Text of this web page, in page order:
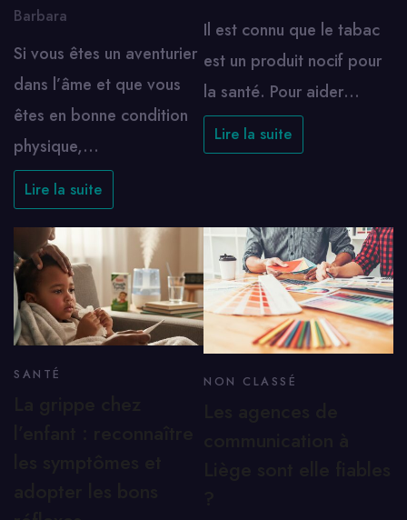
Barbara
Si vous êtes un aventurier
dans l’âme et que vous
êtes en bonne condition
physique,…
Lire la suite
Il est connu que le tabac
est un produit nocif pour
la santé. Pour aider…
Lire la suite
SANTÉ NON CLASSÉ